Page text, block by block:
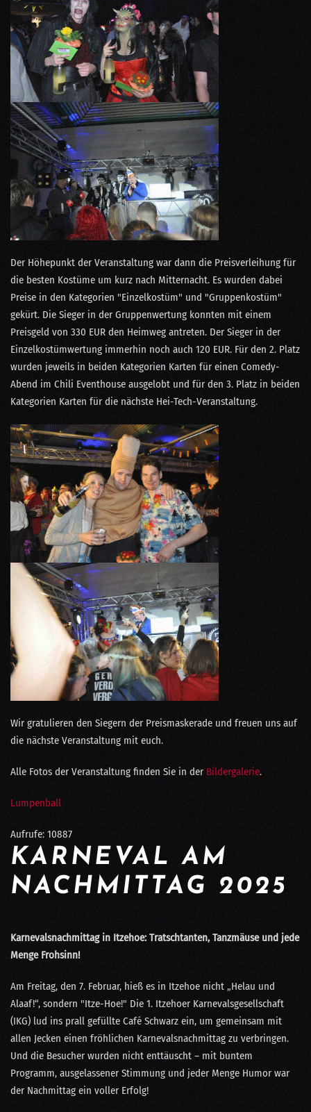
Der Höhepunkt der Veranstaltung war dann die Preisverleihung für
die besten Kostüme um kurz nach Mitternacht. Es wurden dabei
Preise in den Kategorien "Einzelkostüm" und "Gruppenkostüm"
gekürt. Die Sieger in der Gruppenwertung konnten mit einem
Preisgeld von 330 EUR den Heimweg antreten. Der Sieger in der
Einzelkostümwertung immerhin noch auch 120 EUR. Für den 2. Platz
wurden jeweils in beiden Kategorien Karten für einen Comedy-
Abend im Chili Eventhouse ausgelobt und für den 3. Platz in beiden
Kategorien Karten für die nächste Hei-Tech-Veranstaltung.
Wir gratulieren den Siegern der Preismaskerade und freuen uns auf
die nächste Veranstaltung mit euch.
Alle Fotos der Veranstaltung finden Sie in der Bildergalerie.
Lumpenball
Aufrufe: 10887
KARNEVAL AM
NACHMITTAG 2025
Karnevalsnachmittag in Itzehoe: Tratschtanten, Tanzmäuse und jede
Menge Frohsinn!
Am Freitag, den 7. Februar, hieß es in Itzehoe nicht „Helau und
Alaaf!“, sondern "Itze-Hoe!" Die 1. Itzehoer Karnevalsgesellschaft
(IKG) lud ins prall gefüllte Café Schwarz ein, um gemeinsam mit
allen Jecken einen fröhlichen Karnevalsnachmittag zu verbringen.
Und die Besucher wurden nicht enttäuscht – mit buntem
Programm, ausgelassener Stimmung und jeder Menge Humor war
der Nachmittag ein voller Erfolg!